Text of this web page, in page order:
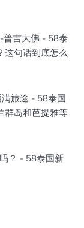
普吉大佛 - 58泰
这句话到底怎么
旅途 - 58泰国
群岛和芭提雅等
？ - 58泰国新